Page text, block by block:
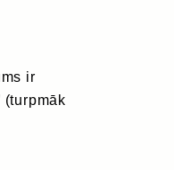
ir
(turpmāk